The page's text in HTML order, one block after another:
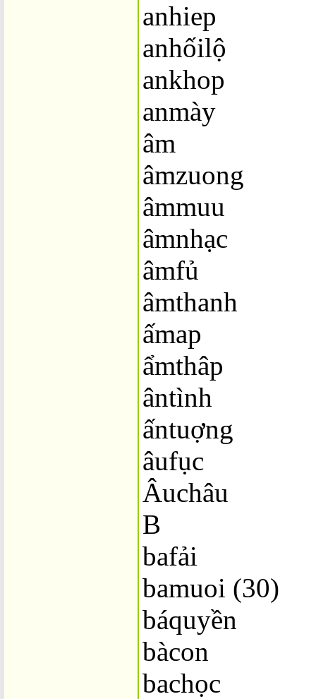
anhiep
anhốilộ
ankhop
anmày
âm
âmzuong
âmmuu
âmnhạc
âmfủ
âmthanh
ấmap
ẩmthâp
ântình
ấntuợng
âufục
Âuchâu
B
bafải
bamuoi (30)
báquyền
bàcon
bachọc